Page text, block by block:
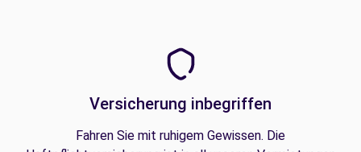
Versicherung inbegriffen
Fahren Sie mit ruhigem Gewissen. Die